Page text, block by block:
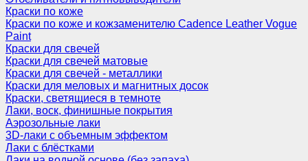
Краски по коже
Краски по коже и кожзаменителю Cadence Leather Vogue
Paint
Краски для свечей
Краски для свечей матовые
Краски для свечей - металлики
Краски для меловых и магнитных досок
Краски, светящиеся в темноте
Лаки, воск, финишные покрытия
Аэрозольные лаки
3D-лаки с объемным эффектом
Лаки с блёстками